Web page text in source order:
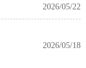
2026/05/22
2026/05/18